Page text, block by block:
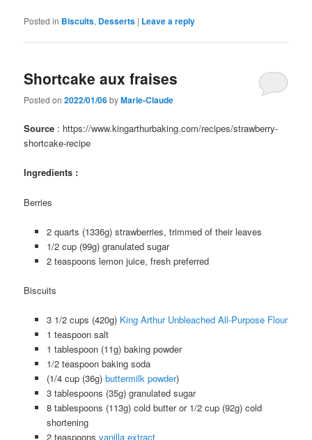
Posted in Biscuits, Desserts | Leave a reply
Shortcake aux fraises
Posted on2022/01/06byMarie-Claude
Source : https://www.kingarthurbaking.com/recipes/strawberry-
shortcake-recipe
Ingredients :
Berries
2 quarts (1336g) strawberries, trimmed of their leaves
1/2 cup (99g) granulated sugar
2 teaspoons lemon juice, fresh preferred
Biscuits
3 1/2 cups (420g) King Arthur Unbleached All-Purpose Flour
1 teaspoon salt
1 tablespoon (11g) baking powder
1/2 teaspoon baking soda
(1/4 cup (36g) buttermilk powder)
3 tablespoons (35g) granulated sugar
8 tablespoons (113g) cold butter or 1/2 cup (92g) cold
shortening
2 teaspoons vanilla extract